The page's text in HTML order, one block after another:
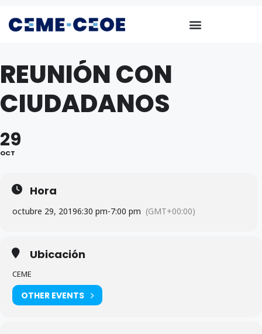
REUNIÓN CON
CIUDADANOS
29
OCT
Hora
octubre 29, 20196:30 pm-7:00 pm (GMT+00:00)
Ubicación
CEME
OTHER EVENTS